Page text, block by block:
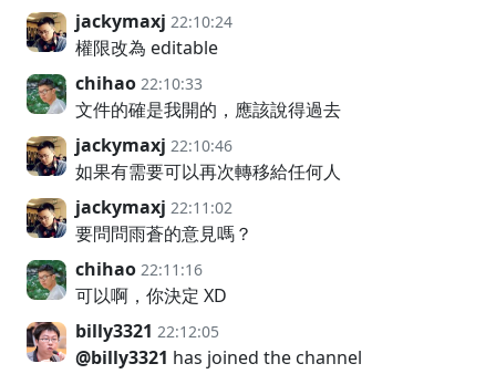
jackymaxj 22:10:24
權限改為 editable
chihao 22:10:33
文件的確是我開的，應該說得過去
jackymaxj 22:10:46
如果有需要可以再次轉移給任何人
jackymaxj 22:11:02
要問問雨蒼的意見嗎？
chihao 22:11:16
可以啊，你決定 XD
billy3321 22:12:05
@billy3321 has joined the channel